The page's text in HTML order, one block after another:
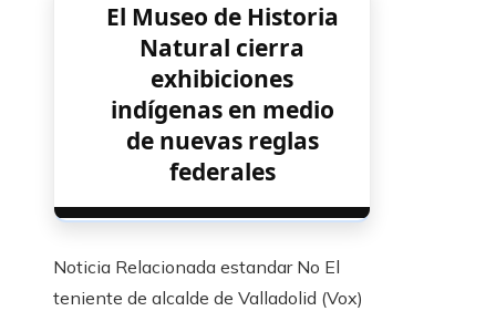
El Museo de Historia
Natural cierra
exhibiciones
indígenas en medio
de nuevas reglas
federales
Noticia Relacionada estandar No El
teniente de alcalde de Valladolid (Vox)